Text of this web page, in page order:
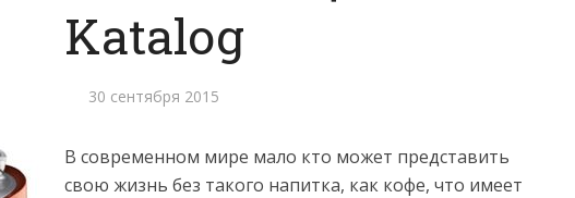
Katalog
30 сентября 2015
В современном мире мало кто может представить
свою жизнь без такого напитка, как кофе, что имеет